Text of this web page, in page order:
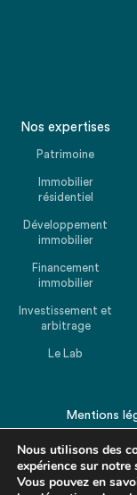
Nos expertises
Patrimoine
Immobilier
résidentiel
Développement
immobilier
Financement
immobilier
Investissement et
arbitrage
Le Lab
Mentions
Nous utilisons des
expérience sur notre
Vous pouvez en